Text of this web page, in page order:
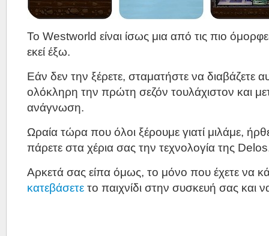
Το Westworld είναι ίσως μια από τις πιο
εκεί έξω.
Εάν δεν την ξέρετε, σταματήστε να διαβάζετε
ολόκληρη την πρώτη σεζόν τουλάχιστον και
ανάγνωση.
Ωραία τώρα που όλοι ξέρουμε γιατί μιλάμε,
πάρετε στα χέρια σας την τεχνολογία της
Αρκετά σας είπα όμως, το μόνο που έχετε να
κατεβάσετε το παιχνίδι στην συσκευή σας και